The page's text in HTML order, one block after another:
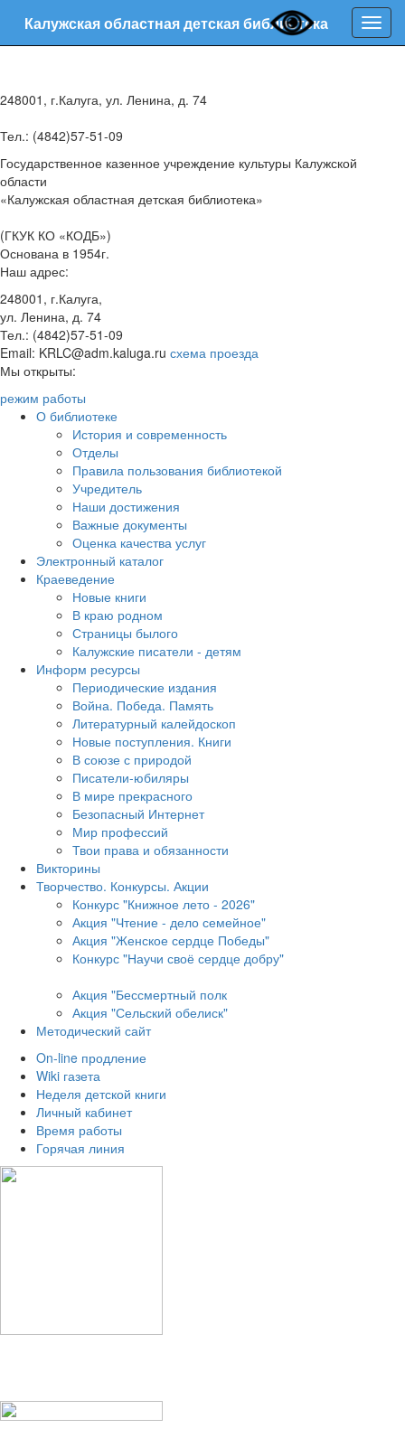
Калужская областная детская библиотека
248001, г.Калуга, ул. Ленина, д. 74
Тел.: (4842)57-51-09
Государственное казенное учреждение культуры Калужской
области
«Калужская областная детская библиотека»
(ГКУК КО «КОДБ»)
Основана в 1954г.
Наш адрес:
248001, г.Калуга,
ул. Ленина, д. 74
Тел.: (4842)57-51-09
Email: KRLC@adm.kaluga.ru схема проезда
Мы открыты:
режим работы
О библиотеке
История и современность
Отделы
Правила пользования библиотекой
Учредитель
Наши достижения
Важные документы
Оценка качества услуг
Электронный каталог
Краеведение
Новые книги
В краю родном
Страницы былого
Калужские писатели - детям
Информ ресурсы
Периодические издания
Война. Победа. Память
Литературный калейдоскоп
Новые поступления. Книги
В союзе с природой
Писатели-юбиляры
В мире прекрасного
Безопасный Интернет
Мир профессий
Твои права и обязанности
Викторины
Творчество. Конкурсы. Акции
Конкурс "Книжное лето - 2026"
Акция "Чтение - дело семейное"
Акция "Женское сердце Победы"
Конкурс "Научи своё сердце добру"
Акция "Бессмертный полк
Акция "Сельский обелиск"
Методический сайт
On-line продление
Wiki газета
Неделя детской книги
Личный кабинет
Время работы
Горячая линия